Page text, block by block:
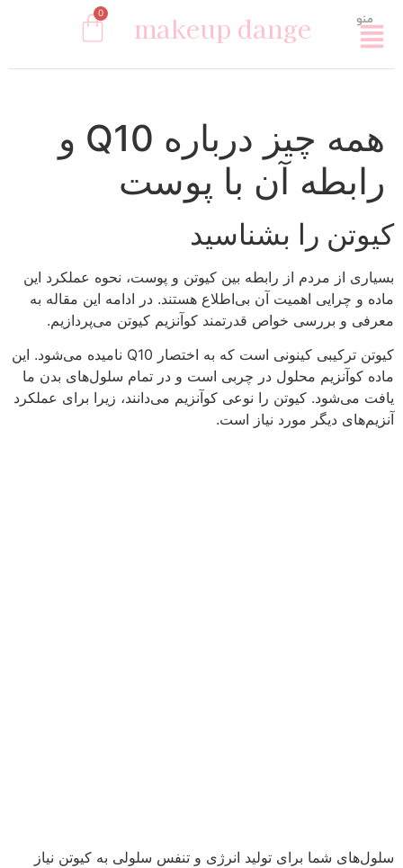
منو makeup dange
0
همه چیز درباره Q10 و
رابطه آن با پوست
کیوتن را بشناسید
بسیاری از مردم از رابطه بین کیوتن و پوست، نحوه عملکرد این
ماده و چرایی اهمیت آن بی‌اطلاع هستند. در ادامه این مقاله به
معرفی و بررسی خواص قدرتمند کوآنزیم کیوتن می‌پردازیم.
کیوتن ترکیبی کینونی است که به اختصار Q10 نامیده می‌شود. این
ماده کوآنزیم محلول در چربی است و در تمام سلول‌های بدن ما
یافت می‌شود. کیوتن را نوعی کوآنزیم می‌دانند، زیرا برای عملکرد
آنزیم‌های دیگر مورد نیاز است.
سلول‌های شما برای تولید انرژی و تنفس سلولی به کیوتن نیاز